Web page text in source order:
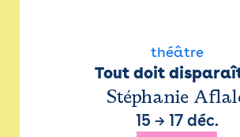
théâtre
Tout doit
Stéphanie
15 → 17 déc.